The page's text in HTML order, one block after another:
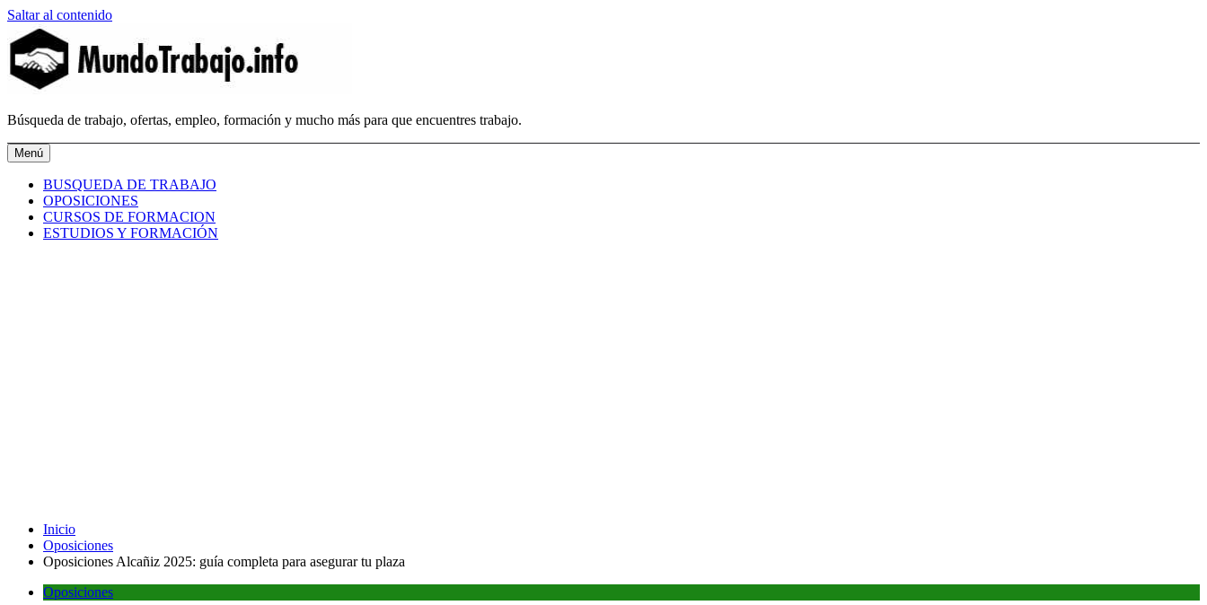
Saltar al contenido
MundoTrabajo.info
Búsqueda de trabajo, ofertas, empleo, formación y mucho más para que encuentres trabajo.
Menú
BUSQUEDA DE TRABAJO
OPOSICIONES
CURSOS DE FORMACION
ESTUDIOS Y FORMACIÓN
Inicio
Oposiciones
Oposiciones Alcañiz 2025: guía completa para asegurar tu plaza
Oposiciones